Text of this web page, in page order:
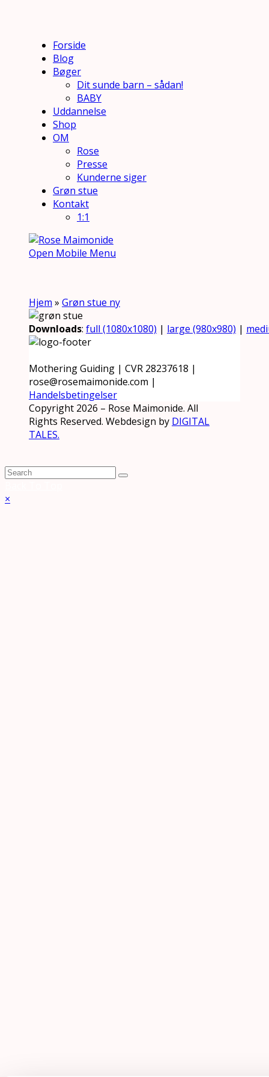
Forside
Blog
Bøger
Dit sunde barn – sådan!
BABY
Uddannelse
Shop
OM
Rose
Presse
Kunderne siger
Grøn stue
Kontakt
1:1
Open Mobile Menu
Hjem » Grøn stue ny
Downloads: full (1080x1080) | large (980x980) |
Mothering Guiding | CVR 28237618 |
rose@rosemaimonide.com |
Handelsbetingelser
Copyright 2026 – Rose Maimonide. All
Rights Reserved. Webdesign by DIGITAL
TALES.
×